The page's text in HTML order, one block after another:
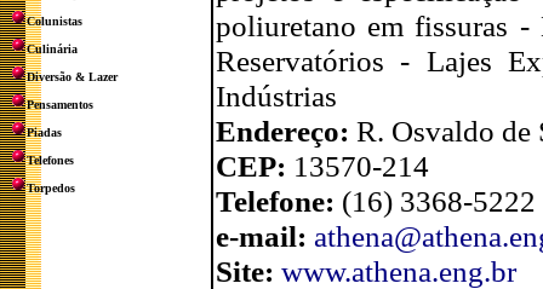
Colunistas
Culinária
Diversão & Lazer
Pensamentos
Piadas
Telefones
Torpedos
poliuretano em fissuras -
Reservatórios - Lajes
Indústrias
Endereço: R. Osvaldo de
CEP: 13570-214
Telefone: (16) 3368-
e-mail:
Site: www.athena.eng.br